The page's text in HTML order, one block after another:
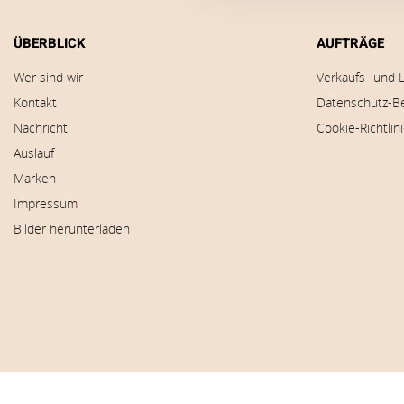
ÜBERBLICK
Wer sind wir
Kontakt
Nachricht
Auslauf
Marken
Impressum
Bilder herunterladen
AUFTRÄGE
Verkaufs- und
Datenschutz-
Cookie-